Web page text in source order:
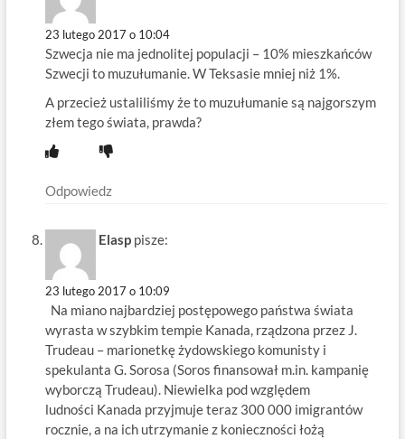
23 lutego 2017 o 10:04
Szwecja nie ma jednolitej populacji – 10% mieszkańców
Szwecji to muzułumanie. W Teksasie mniej niż 1%.
A przecież ustaliliśmy że to muzułumanie są najgorszym
złem tego świata, prawda?
Odpowiedz
Elasp pisze:
23 lutego 2017 o 10:09
Na miano najbardziej postępowego państwa świata
wyrasta w szybkim tempie Kanada, rządzona przez J.
Trudeau – marionetkę żydowskiego komunisty i
spekulanta G. Sorosa (Soros finansował m.in. kampanię
wyborczą Trudeau). Niewielka pod względem
ludności Kanada przyjmuje teraz 300 000 imigrantów
rocznie, a na ich utrzymanie z konieczności łożą